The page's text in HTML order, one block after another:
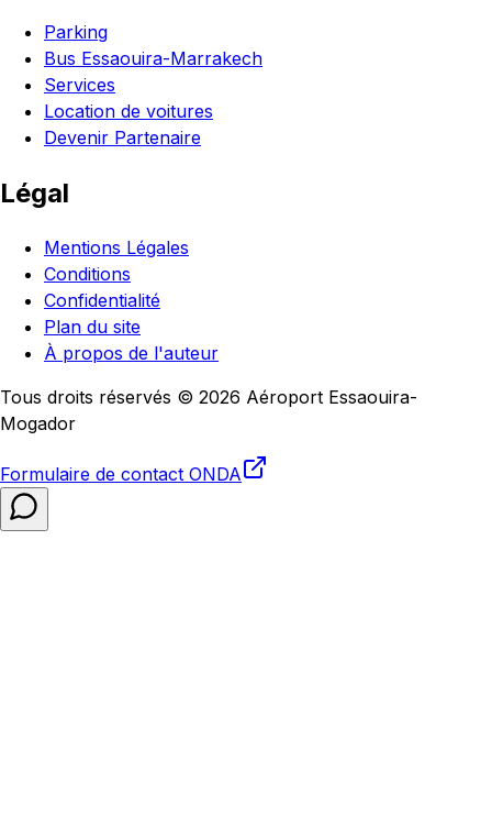
Parking
Bus Essaouira-Marrakech
Services
Location de voitures
Devenir Partenaire
Légal
Mentions Légales
Conditions
Confidentialité
Plan du site
À propos de l'auteur
Tous droits réservés © 2026 Aéroport Essaouira-
Mogador
Formulaire de contact ONDA